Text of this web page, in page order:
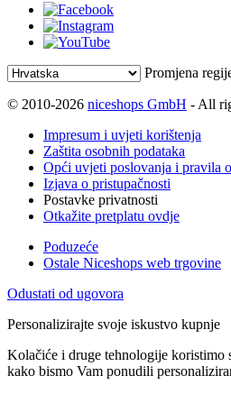
Promjena
© 2010-2026 niceshops GmbH - All
Impresum i uvjeti korištenja
Zaštita osobnih podataka
Opći uvjeti poslovanja i pravila
Izjava o pristupačnosti
Postavke privatnosti
Otkažite pretplatu ovdje
Poduzeće
Ostale Niceshops web trgovine
Odustati od ugovora
Personalizirajte svoje iskustvo kupnje
Kolačiće i druge tehnologije koristimo
kako bismo Vam ponudili